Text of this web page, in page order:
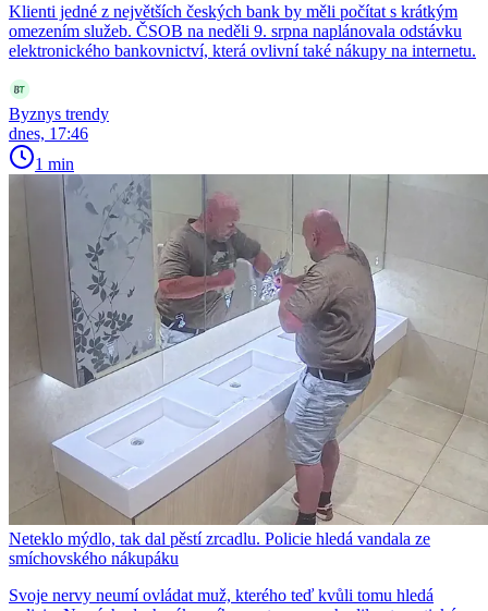
Klienti jedné z největších českých bank by měli počítat s krátkým
omezením služeb. ČSOB na neděli 9. srpna naplánovala odstávku
elektronického bankovnictví, která ovlivní také nákupy na internetu.
Byznys trendy
dnes, 17:46
1 min
Neteklo mýdlo, tak dal pěstí zrcadlu. Policie hledá vandala ze
smíchovského nákupáku
Svoje nervy neumí ovládat muž, kterého teď kvůli tomu hledá